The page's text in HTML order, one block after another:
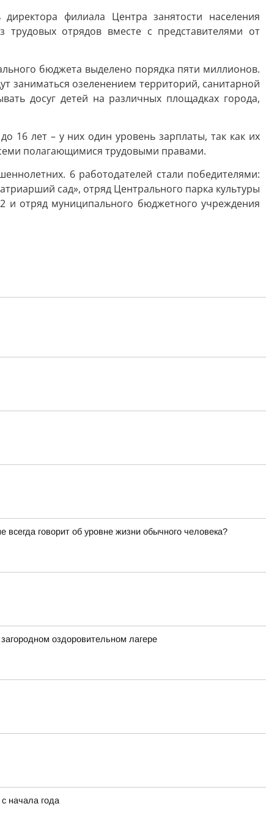
филиала Центра занятости населения
отрядов вместе с представителями от
бюджета выделено порядка пяти миллионов.
заниматься озеленением территорий, санитарной
досуг детей на различных площадках города,
16 лет – у них один уровень зарплаты, так как их
полагающимися трудовыми правами.
6 работодателей стали победителями:
сад», отряд Центрального парка культуры
отряд муниципального бюджетного учреждения
говорит об уровне жизни обычного человека?
оздоровительном лагере
начала года